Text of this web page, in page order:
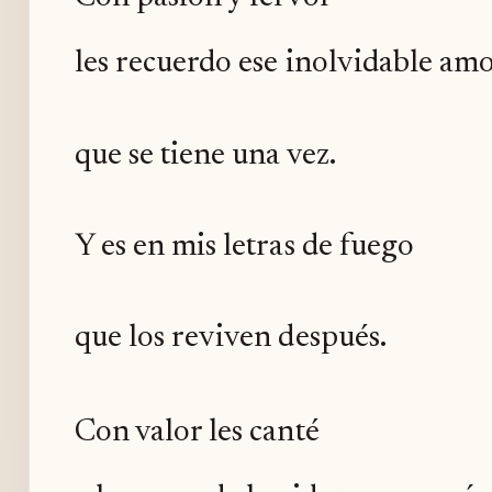
les recuerdo ese inolvidable
que se tiene una vez.
Y es en mis letras de fuego
que los reviven después.
Con valor les canté